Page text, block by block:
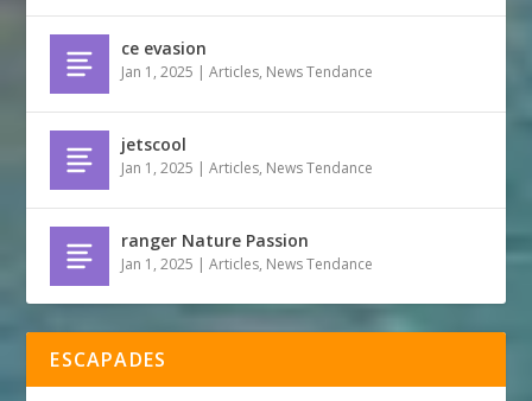
ce evasion
Jan 1, 2025 |Articles, News Tendance
jetscool
Jan 1, 2025 |Articles, News Tendance
ranger Nature Passion
Jan 1, 2025 |Articles, News Tendance
ESCAPADES